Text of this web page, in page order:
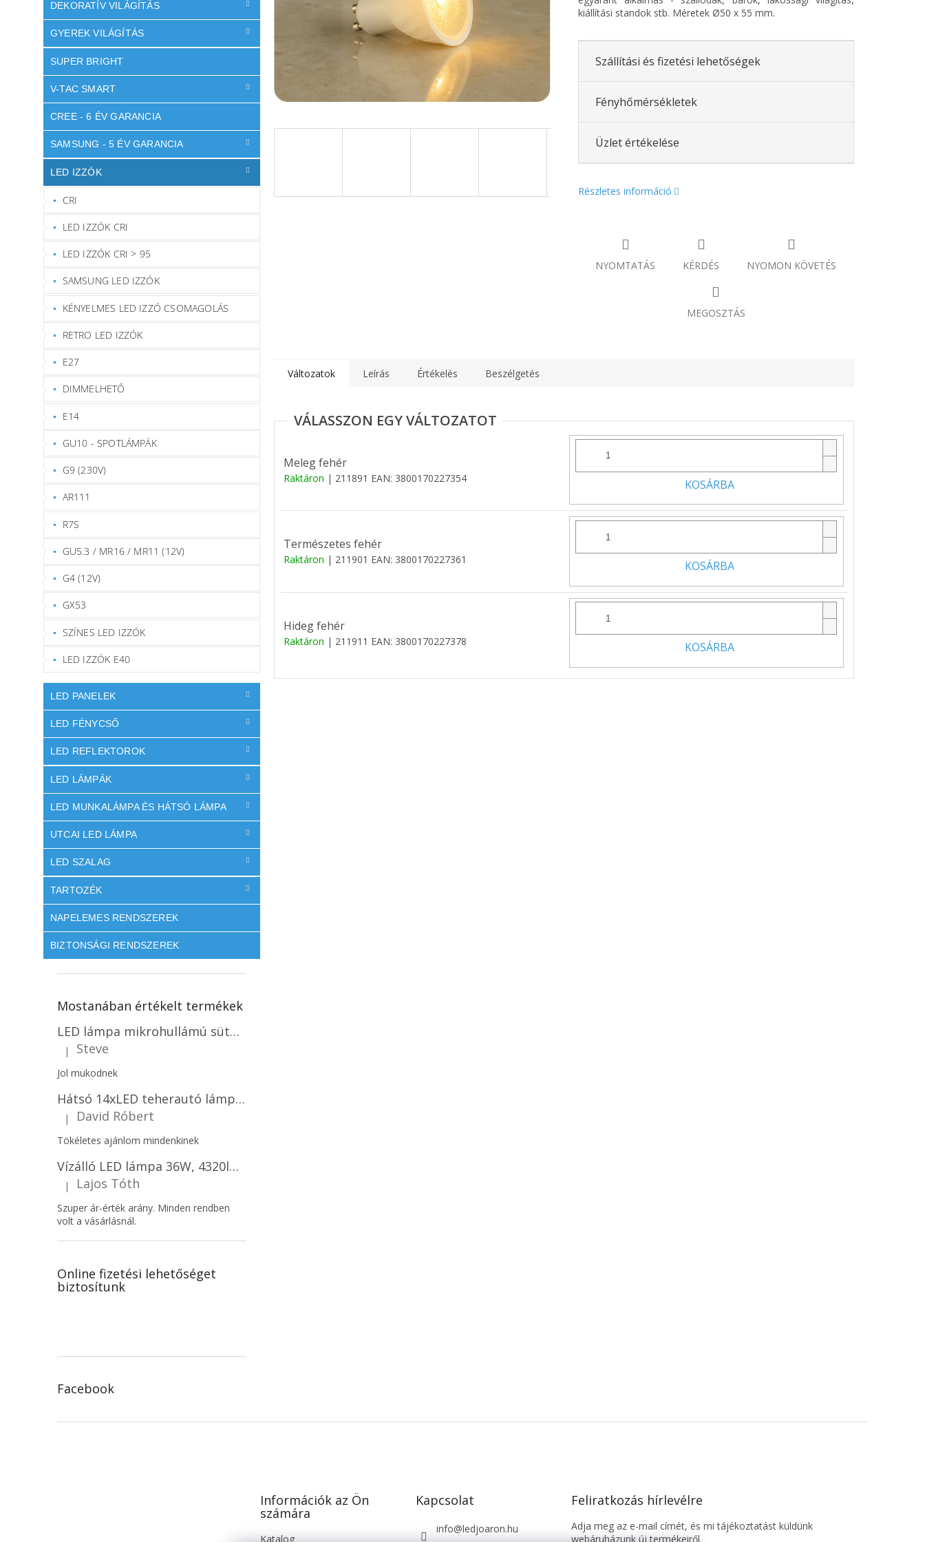
DEKORATÍV VILÁGÍTÁS
GYEREK VILÁGÍTÁS
SUPER BRIGHT
V-TAC SMART
CREE - 6 ÉV GARANCIA
SAMSUNG - 5 ÉV GARANCIA
LED IZZÓK
CRI
LED IZZÓK CRI
LED IZZÓK CRI > 95
SAMSUNG LED IZZÓK
KÉNYELMES LED IZZÓ CSOMAGOLÁS
RETRO LED IZZÓK
E27
DIMMELHETŐ
E14
GU10 - SPOTLÁMPÁK
G9 (230V)
AR111
R7S
GU5.3 / MR16 / MR11 (12V)
G4 (12V)
GX53
SZÍNES LED IZZÓK
LED IZZÓK E40
LED PANELEK
LED FÉNYCSŐ
LED REFLEKTOROK
LED LÁMPÁK
LED MUNKALÁMPA ÉS HÁTSÓ LÁMPA
UTCAI LED LÁMPA
LED SZALAG
TARTOZÉK
NAPELEMES RENDSZEREK
BIZTONSÁGI RENDSZEREK
Mostanában értékelt termékek
LED lámpa mikrohullámú sütővel és fényérzékelővel 18W, 1830lm, IP44, 4000K, kerek, fehér keret/2-PACK!
A termék értékelése 5-ből 5 csillag.
| Steve
Jol mukodnek
Hátsó 14xLED teherautó lámpa, 12V, bal vagy jobb oldali vagy jobb oldali/2-PACK! [L1070-BL]
A termék értékelése 5-ből 5 csillag.
| David Róbert
Tökéletes ajánlom mindenkinek
Vízálló LED lámpa 36W, 4320lm (120lm/W), IP65, 120cm, 5+7 gratis!
A termék értékelése 5-ből 5 csillag.
| Lajos Tóth
Szuper ár-érték arány. Minden rendben
volt a vásárlásnál.
Online fizetési lehetőséget
biztosítunk
Facebook
kiállítási standok stb. Méretek Ø50 x 55 mm.
Szállítási és fizetési lehetőségek
Fényhőmérsékletek
Üzlet értékelése
Részletes információ
NYOMTATÁS KÉRDÉS NYOMON KÖVETÉS
MEGOSZTÁS
Változatok Leírás Értékelés Beszélgetés
Meleg fehér
Raktáron | 211891 EAN: 3800170227354 KOSÁRBA
Természetes fehér
Raktáron | 211901 EAN: 3800170227361 KOSÁRBA
Hideg fehér
Raktáron | 211911 EAN: 3800170227378 KOSÁRBA
Információk az Ön
számára
Katalog
Kapcsolat
info@ledjoaron.hu
Feliratkozás hírlevélre
Adja meg az e-mail címét, és mi tájékoztatást küldünk
webáruházunk új termékeiről.